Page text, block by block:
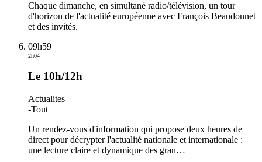
Chaque dimanche, en simultané radio/télévision, un tour
d'horizon de l'actualité européenne avec François Beaudonnet
et des invités.
09h59
2h04
Le 10h/12h
Actualites
-Tout
Un rendez-vous d'information qui propose deux heures de
direct pour décrypter l'actualité nationale et internationale :
une lecture claire et dynamique des gran…